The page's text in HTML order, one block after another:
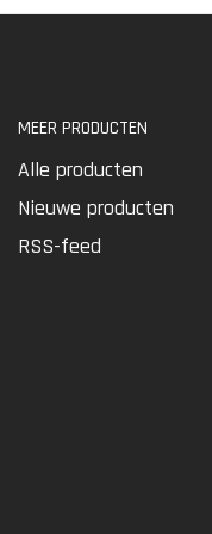
MEER PRODUCTEN
Alle producten
Nieuwe producten
RSS-feed